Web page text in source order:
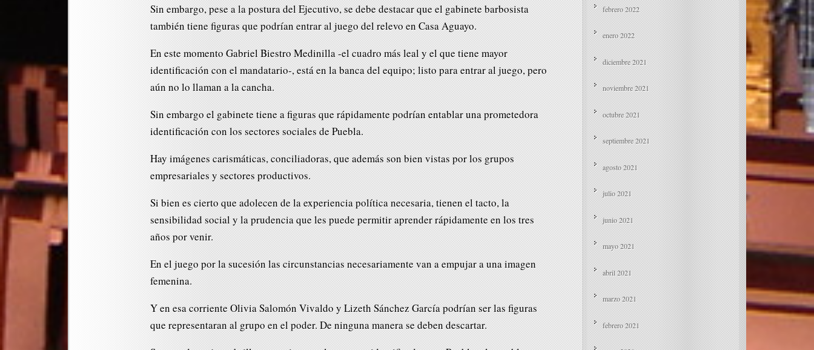
Sin embargo, pese a la postura del Ejecutivo, se debe destacar que el gabinete barbosista
también tiene figuras que podrían entrar al juego del relevo en Casa Aguayo.
En este momento Gabriel Biestro Medinilla -el cuadro más leal y el que tiene mayor
identificación con el mandatario-, está en la banca del equipo; listo para entrar al juego, pero
aún no lo llaman a la cancha.
Sin embargo el gabinete tiene a figuras que rápidamente podrían entablar una prometedora
identificación con los sectores sociales de Puebla.
Hay imágenes carismáticas, conciliadoras, que además son bien vistas por los grupos
empresariales y sectores productivos.
Si bien es cierto que adolecen de la experiencia política necesaria, tienen el tacto, la
sensibilidad social y la prudencia que les puede permitir aprender rápidamente en los tres
años por venir.
En el juego por la sucesión las circunstancias necesariamente van a empujar a una imagen
femenina.
Y en esa corriente Olivia Salomón Vivaldo y Lizeth Sánchez García podrían ser las figuras
que representaran al grupo en el poder. De ninguna manera se deben descartar.
febrero 2022
enero 2022
diciembre 2021
noviembre 2021
octubre 2021
septiembre 2021
agosto 2021
julio 2021
junio 2021
mayo 2021
abril 2021
marzo 2021
febrero 2021